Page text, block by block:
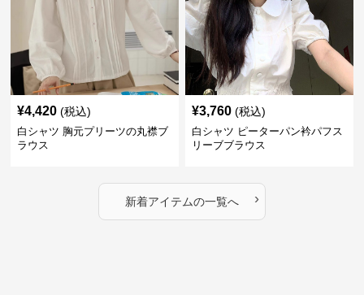
¥4,420 (税込)
白シャツ 胸元プリーツの丸襟ブ
ラウス
¥3,760 (税込)
白シャツ ピーターパン衿パフス
リーブブラウス
新着アイテムの一覧へ ›